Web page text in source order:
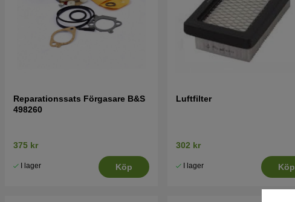
Reparationssats Förgasare B&S
498260
375 kr
I lager Köp
Luftfilter
302 kr
I lager Köp